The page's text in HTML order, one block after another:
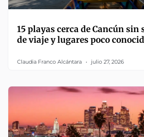
15 playas cerca de Cancún sin
de viaje y lugares poco
Claudia Franco Alcántara julio 27, 2026